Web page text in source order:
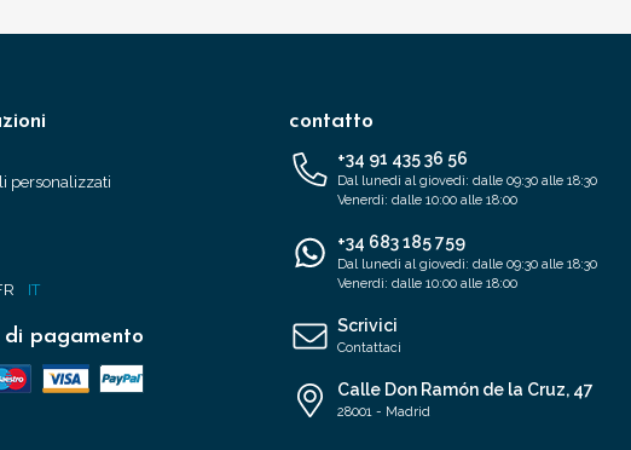
personalizzati
IT
pagamento
contatto
+34 91 435 36 56
Dal lunedì al giovedì: dalle 09:30 alle 18:30
Venerdì: dalle 10:00 alle 18:00
+34 683 185 759
Dal lunedì al giovedì: dalle 09:30 alle 18:30
Venerdì: dalle 10:00 alle 18:00
Scrivici
Contattaci
Calle Don Ramón de la Cruz, 47
28001 - Madrid